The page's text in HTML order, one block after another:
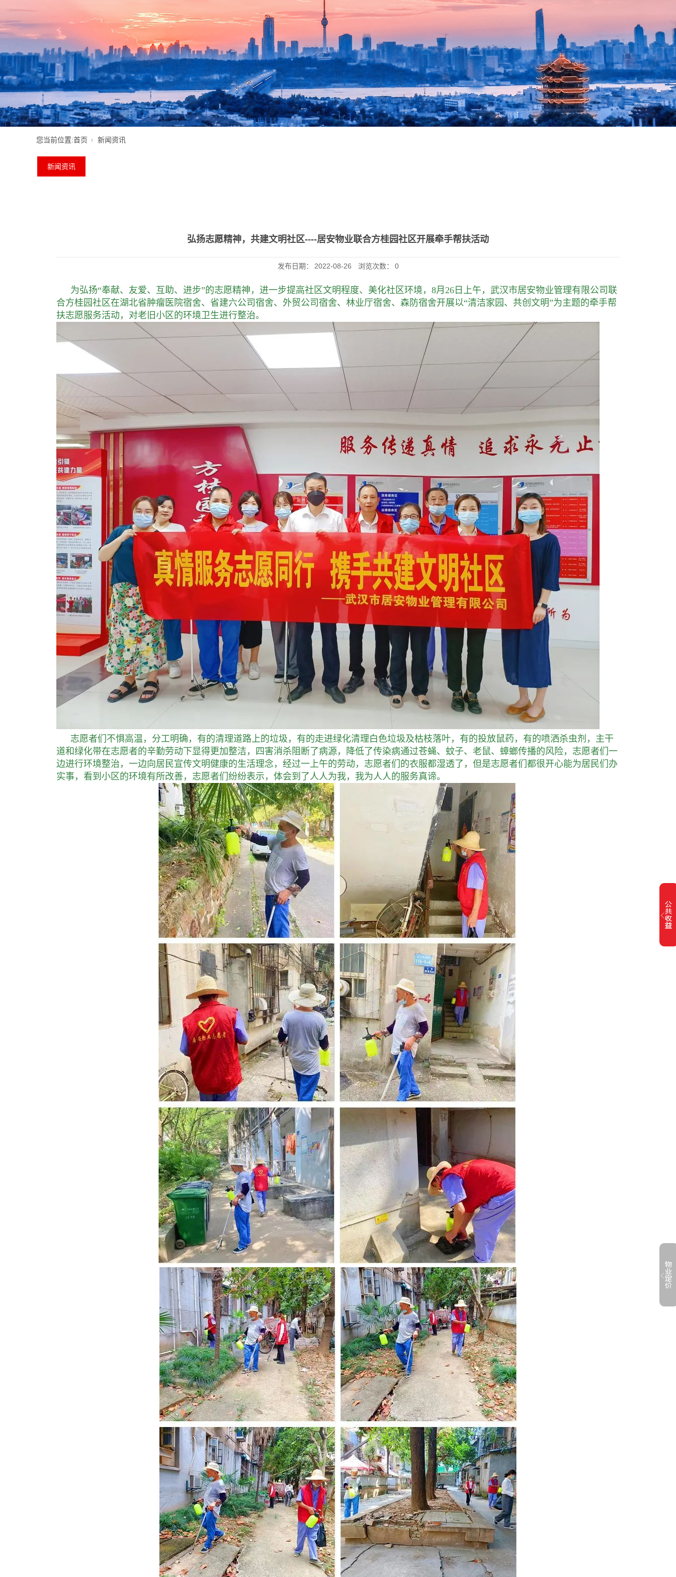
您当前位置:首页 新闻资讯
新闻资讯
弘扬志愿精神，共建文明社区----居安物业联合方桂园社区开展牵手帮扶活动
发布日期： 2022-08-26 浏览次数： 0
为弘扬“奉献、友爱、互助、进步”的志愿精神，进一步提高社区文明程度、美化社区环境，8月26日上午，武汉市居安物业管理有限公司联
合方桂园社区在湖北省肿瘤医院宿舍、省建六公司宿舍、外贸公司宿舍、林业厅宿舍、森防宿舍开展以“清洁家园、共创文明”为主题的牵手帮
扶志愿服务活动，对老旧小区的环境卫生进行整治。
志愿者们不惧高温，分工明确，有的清理道路上的垃圾，有的走进绿化清理白色垃圾及枯枝落叶，有的投放鼠药，有的喷洒杀虫剂，主干
道和绿化带在志愿者的辛勤劳动下显得更加整洁，四害消杀阻断了病源，降低了传染病通过苍蝇、蚊子、老鼠、蟑螂传播的风险，志愿者们一
边进行环境整治，一边向居民宣传文明健康的生活理念，经过一上午的劳动，志愿者们的衣服都湿透了，但是志愿者们都很开心能为居民们办
实事，看到小区的环境有所改善，志愿者们纷纷表示，体会到了人人为我，我为人人的服务真谛。